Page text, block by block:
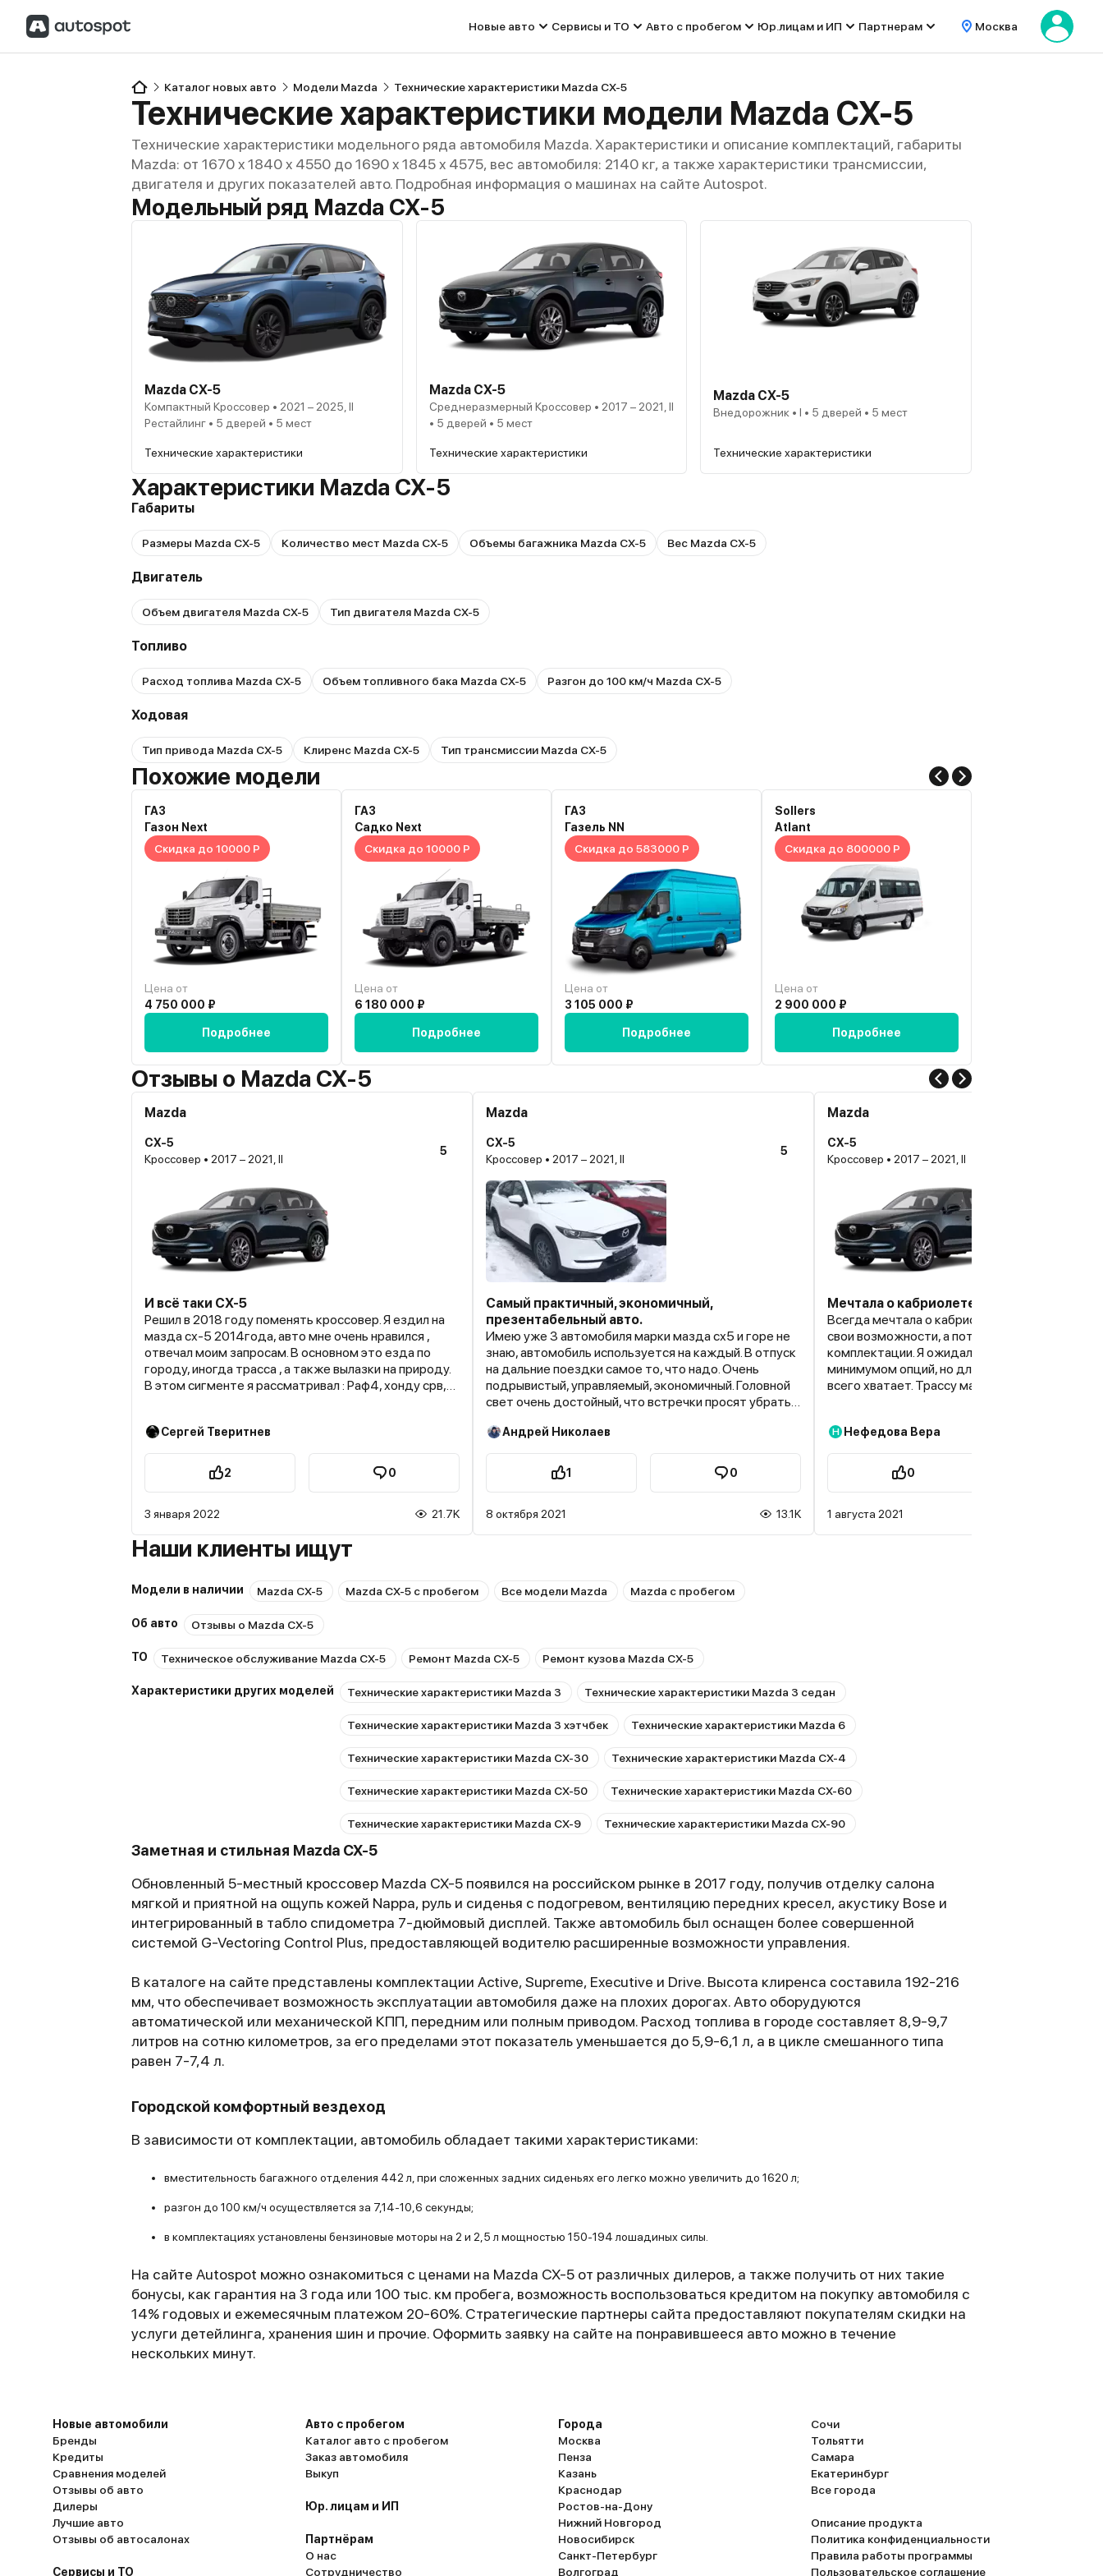
Новые авто Сервисы и ТО Авто с пробегом Юр.лицам и ИП Партнерам Москва
Каталог новых авто Модели Mazda Технические характеристики Mazda CX-5
Технические характеристики модели Mazda CX-5
Технические характеристики модельного ряда автомобиля Mazda. Характеристики и описание комплектаций, габариты
Mazda: от 1670 x 1840 x 4550 до 1690 x 1845 x 4575, вес автомобиля: 2140 кг, а также характеристики трансмиссии,
двигателя и других показателей авто. Подробная информация о машинах на сайте Autospot.
Модельный ряд Mazda CX-5
Mazda CX-5
Компактный Кроссовер • 2021 – 2025, II
Рестайлинг • 5 дверей • 5 мест
Технические характеристики
Mazda CX-5
Среднеразмерный Кроссовер • 2017 – 2021, II
• 5 дверей • 5 мест
Технические характеристики
Mazda CX-5
Внедорожник • I • 5 дверей • 5 мест
Технические характеристики
Характеристики Mazda CX-5
Габариты
Размеры Mazda CX-5 Количество мест Mazda CX-5 Объемы багажника Mazda CX-5 Вес Mazda CX-5
Двигатель
Объем двигателя Mazda CX-5 Тип двигателя Mazda CX-5
Топливо
Расход топлива Mazda CX-5 Объем топливного бака Mazda CX-5 Разгон до 100 км/ч Mazda CX-5
Ходовая
Тип привода Mazda CX-5 Клиренс Mazda CX-5 Тип трансмиссии Mazda CX-5
Похожие модели
ГАЗ
Газон Next
Скидка до 10000 Р
Цена от
4 750 000 ₽
Подробнее
ГАЗ
Садко Next
Скидка до 10000 Р
Цена от
6 180 000 ₽
Подробнее
ГАЗ
Газель NN
Скидка до 583000 Р
Цена от
3 105 000 ₽
Подробнее
Sollers
Atlant
Скидка до 800000 Р
Цена от
2 900 000 ₽
Подробнее
Отзывы о Mazda CX-5
Mazda
CX-5
Кроссовер • 2017 – 2021, II
5
И всё таки СХ-5
Решил в 2018 году поменять кроссовер. Я ездил на
мазда сх-5 2014года, авто мне очень нравился ,
отвечал моим запросам. В основном это езда по
городу, иногда трасса , а также вылазки на природу.
В этом сигменте я рассматривал : Раф4, хонду срв,
зацепила больше всех, но срв была только в
начальной комплектации . , но нет в них одного -
получаешь от управления мазда СХ-5. Это факт. В
Я не жалею ни о чём.
Сергей Тверитнев
2 0
3 января 2022 21.7K
Mazda
CX-5
Кроссовер • 2017 – 2021, II
5
Самый практичный, экономичный,
презентабельный авто.
Имею уже 3 автомобиля марки мазда сх5 и горе не
знаю, автомобиль используется на каждый. В отпуск
на дальние поездки самое то, что надо. Очень
подрывистый, управляемый, экономичный. Головной
свет очень достойный, что встречки просят убрать
Андрей Николаев
1 0
8 октября 2021 13.1K
Mazda
CX-5
Кроссовер • 2017 – 2021, II
Мечтала о кабриолете, а купила мазду
Всегда мечтала о кабриолете, но здраво
свои возможности, а потому купила Мазду в
комплектации. Я ожидала за такую цену
минимумом опций, но для непритязательных
всего хватает. Трассу машина держит
Н Нефедова Вера
0
1 августа 2021
Наши клиенты ищут
Модели в наличии Mazda CX-5 Mazda CX-5 с пробегом Все модели Mazda Mazda с пробегом
Об авто Отзывы о Mazda CX-5
ТО Техническое обслуживание Mazda CX-5 Ремонт Mazda CX-5 Ремонт кузова Mazda CX-5
Характеристики других моделей Технические характеристики Mazda 3 Технические характеристики Mazda 3 седан
Технические характеристики Mazda 3 хэтчбек Технические характеристики Mazda 6
Технические характеристики Mazda CX-30 Технические характеристики Mazda CX-4
Технические характеристики Mazda CX-50 Технические характеристики Mazda CX-60
Технические характеристики Mazda CX-9 Технические характеристики Mazda CX-90
Заметная и стильная Mazda CX-5
Обновленный 5-местный кроссовер Mazda CX-5 появился на российском рынке в 2017 году, получив отделку салона
мягкой и приятной на ощупь кожей Nappa, руль и сиденья с подогревом, вентиляцию передних кресел, акустику Bose и
интегрированный в табло спидометра 7-дюймовый дисплей. Также автомобиль был оснащен более совершенной
системой G-Vectoring Control Plus, предоставляющей водителю расширенные возможности управления.
В каталоге на сайте представлены комплектации Active, Supreme, Executive и Drive. Высота клиренса составила 192-216
мм, что обеспечивает возможность эксплуатации автомобиля даже на плохих дорогах. Авто оборудуются
автоматической или механической КПП, передним или полным приводом. Расход топлива в городе составляет 8,9-9,7
литров на сотню километров, за его пределами этот показатель уменьшается до 5,9-6,1 л, а в цикле смешанного типа
равен 7-7,4 л.
Городской комфортный вездеход
В зависимости от комплектации, автомобиль обладает такими характеристиками:
вместительность багажного отделения 442 л, при сложенных задних сиденьях его легко можно увеличить до 1620 л;
разгон до 100 км/ч осуществляется за 7,14-10,6 секунды;
в комплектациях установлены бензиновые моторы на 2 и 2,5 л мощностью 150-194 лошадиных силы.
На сайте Autospot можно ознакомиться с ценами на Mazda CX-5 от различных дилеров, а также получить от них такие
бонусы, как гарантия на 3 года или 100 тыс. км пробега, возможность воспользоваться кредитом на покупку автомобиля с
14% годовых и ежемесячным платежом 20-60%. Стратегические партнеры сайта предоставляют покупателям скидки на
услуги детейлинга, хранения шин и прочие. Оформить заявку на сайте на понравившееся авто можно в течение
нескольких минут.
Новые автомобили
Бренды
Кредиты
Сравнения моделей
Отзывы об авто
Дилеры
Лучшие авто
Отзывы об автосалонах
Сервисы и ТО
Авто с пробегом
Каталог авто с пробегом
Заказ автомобиля
Выкуп
Юр. лицам и ИП
Партнёрам
О нас
Сотрудничество
Города
Москва
Пенза
Казань
Краснодар
Ростов-на-Дону
Нижний Новгород
Новосибирск
Санкт-Петербург
Волгоград
Сочи
Тольятти
Самара
Екатеринбург
Все города
Описание продукта
Политика конфиденциальности
Правила работы программы
Пользовательское соглашение